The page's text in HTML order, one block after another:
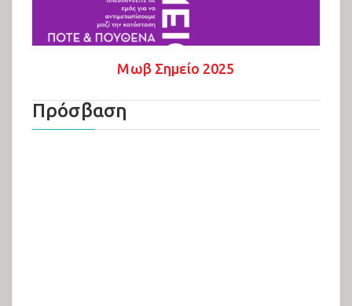
Μωβ Σημείο 2025
Πρόσβαση